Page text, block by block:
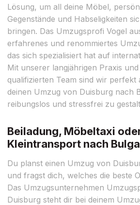
Lösung, um all deine Möbel,
Gegenstände und Habseligkeiten
bringen. Das Umzugsprofi Vogel
erfahrenes und renommiertes
das sich spezialisiert hat auf
Mit unserer langjährigen Praxis
qualifizierten Team sind wir perfekt
deinen Umzug von Duisburg nach
reibungslos und stressfrei zu
Beiladung, Möbeltaxi
Kleintransport nach
Du planst einen Umzug von
und fragst dich, welches die beste
Das Umzugsunternehmen
Duisburg steht dir bei deinem